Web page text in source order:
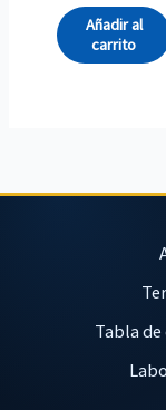
Añadir al
carrito
Tabla